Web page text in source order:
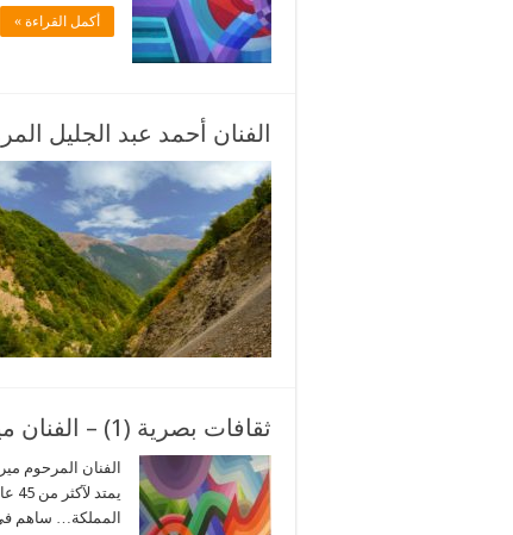
أكمل القراءة »
الفنان أحمد عبد الجليل
ثقافات بصرية (1) – الفنان ميرزا الصالح رحمه الله
الفنان المرحوم
المملكة… ساهم في